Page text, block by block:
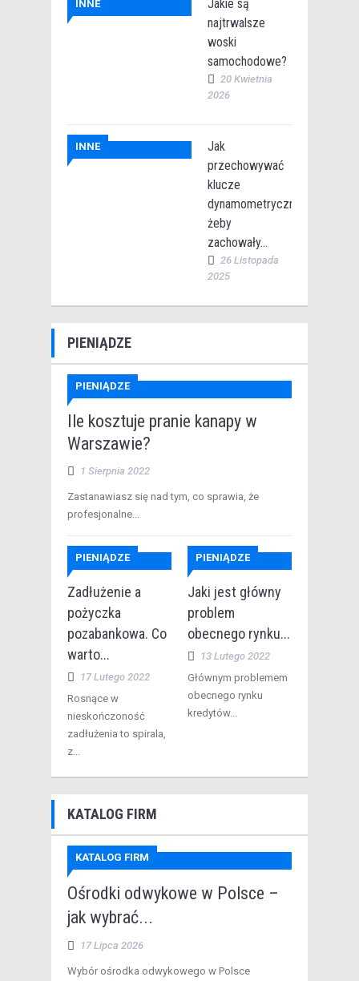
INNE
Jakie są
najtrwalsze
woski
samochodowe?
20 Kwietnia
2026
INNE
Jak
przechowywać
klucze
dynamometryczne,
żeby
zachowały...
26 Listopada
2025
PIENIĄDZE
PIENIĄDZE
Ile kosztuje pranie kanapy w
Warszawie?
1 Sierpnia 2022
Zastanawiasz się nad tym, co sprawia, że
profesjonalne...
PIENIĄDZE
Zadłużenie a
pożyczka
pozabankowa. Co
warto...
17 Lutego 2022
Rosnące w
nieskończoność
zadłużenia to spirala,
z...
PIENIĄDZE
Jaki jest główny
problem
obecnego rynku...
13 Lutego 2022
Głównym problemem
obecnego rynku
kredytów...
KATALOG FIRM
KATALOG FIRM
Ośrodki odwykowe w Polsce –
jak wybrać...
17 Lipca 2026
​Wybór ośrodka odwykowego w Polsce